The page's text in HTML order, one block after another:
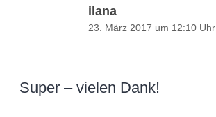
ilana
23. März 2017 um 12:10 Uhr
Super – vielen Dank!